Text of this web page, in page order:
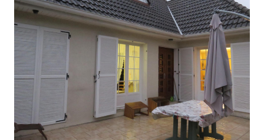
E-mail
Qui
sommes-
nous
Blog